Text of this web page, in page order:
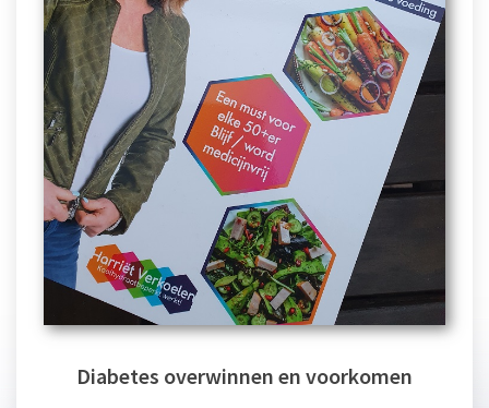
Diabetes overwinnen en voorkomen